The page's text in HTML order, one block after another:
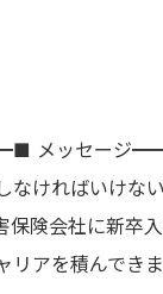
セージ
なければいけ
険会社に新卒
リアを積んでき